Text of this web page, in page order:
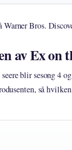
Bros.
av Ex on
blir sesong 4
så